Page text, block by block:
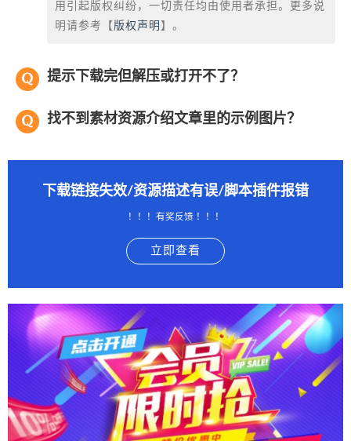
用引起版权纠纷，一切责任均由使用者承担。更多说
明请参考【 版权声明 】。
提示下载完但解压或打开不了？
找不到素材资源介绍文章里的示例图片？
下载链接失效/资源描述有误/脚本插件报错
！！！有奖反馈 ！！！
立即查看